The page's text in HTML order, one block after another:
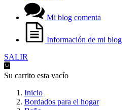
Mi blog comenta
Información de mi blog
SALIR
Su carrito esta vacío
Inicio
Bordados para el hogar